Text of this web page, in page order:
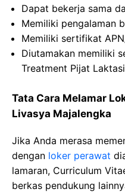
Dapat bekerja sama
Memiliki pengalaman
Memiliki sertifikat
Diutamakan memiliki
Treatment Pijat
Tata Cara Melamar
Livasya Majalengka
Jika Anda merasa
dengan loker perawat
lamaran, Curriculum
berkas pendukung